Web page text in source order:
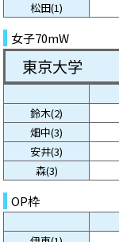
松田(1)
女子70mW
東京大学
鈴木(2)
畑中(3)
安井(3)
森(3)
OP枠